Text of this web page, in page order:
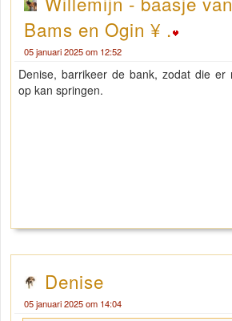
Bams en Ogin ¥ .
05 januari 2025 om 12:52
Denise, barrikeer de bank, zodat die er
op kan springen.
Denise
05 januari 2025 om 14:04